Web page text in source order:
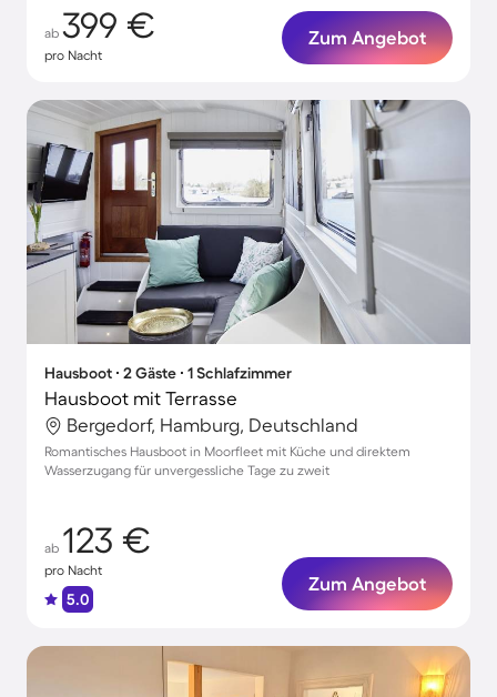
ab 399 €
pro Nacht
Zum Angebot
Hausboot ∙ 2 Gäste ∙ 1 Schlafzimmer
Hausboot mit Terrasse
Bergedorf, Hamburg, Deutschland
Romantisches Hausboot in Moorfleet mit Küche und direktem
Wasserzugang für unvergessliche Tage zu zweit
ab 123 €
pro Nacht
5.0
Zum Angebot